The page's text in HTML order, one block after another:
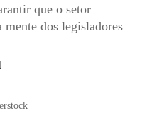
que o setor
mente dos legisladores